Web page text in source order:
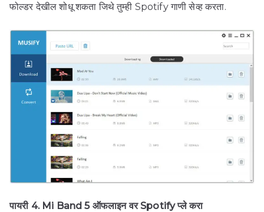
फोल्डर देखील शोधू शकता जिथे तुम्ही Spotify गाणी सेव्ह करता.
पायरी 4. Mi Band 5 ऑफलाइन वर Spotify प्ले करा